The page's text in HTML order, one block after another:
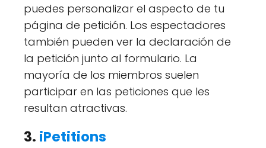
puedes personalizar el aspecto de tu
página de petición. Los espectadores
también pueden ver la declaración de
la petición junto al formulario. La
mayoría de los miembros suelen
participar en las peticiones que les
resultan atractivas.
3. iPetitions